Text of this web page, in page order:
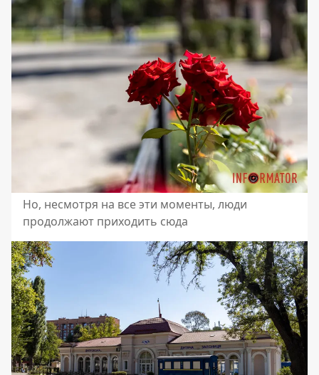
Но, несмотря на все эти моменты, люди
продолжают приходить сюда